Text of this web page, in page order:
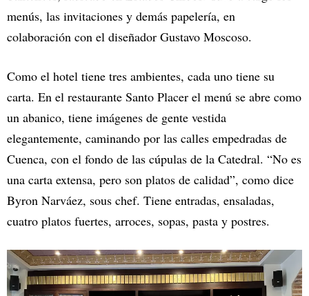
menús, las invitaciones y demás papelería, en
colaboración con el diseñador Gustavo Moscoso.
Como el hotel tiene tres ambientes, cada uno tiene su
carta. En el restaurante Santo Placer el menú se abre como
un abanico, tiene imágenes de gente vestida
elegantemente, caminando por las calles empedradas de
Cuenca, con el fondo de las cúpulas de la Catedral. “No es
una carta extensa, pero son platos de calidad”, como dice
Byron Narváez, sous chef. Tiene entradas, ensaladas,
cuatro platos fuertes, arroces, sopas, pasta y postres.